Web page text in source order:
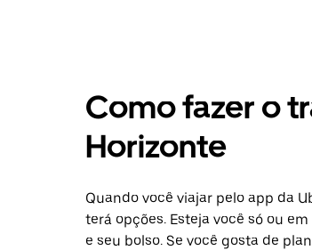
Como fazer o
Horizonte
Quando você viajar pelo app da
terá opções. Esteja você só ou
e seu bolso. Se você gosta de